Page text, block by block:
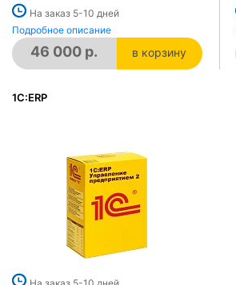
На заказ 5-10 дней
Подробное описание
46 000 р. в корзину
1C:ERP